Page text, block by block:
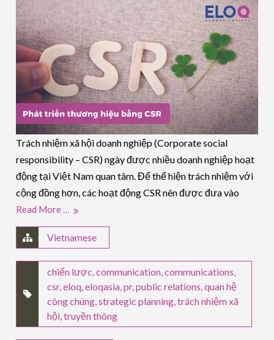
Trách nhiệm xã hội doanh nghiệp (Corporate social
responsibility – CSR) ngày được nhiều doanh nghiệp hoạt
động tại Việt Nam quan tâm. Để thể hiện trách nhiệm với
cộng đồng hơn, các hoạt động CSR nên được đưa vào
Read More …
Vietnamese
chiến lược ,communication ,communications
csr,eloq ,eloqasia ,pr,public relations ,quan hệ
công chúng ,strategic planning ,trách nhiệm xã
hội ,truyền thông